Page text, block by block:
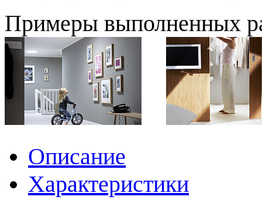
Примеры выполненных
Описание
Характеристики